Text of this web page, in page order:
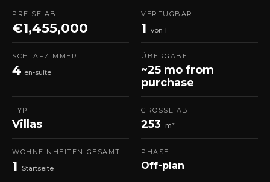
PREISE AB
€1,455,000
VERFÜGBAR
1 von 1
SCHLAFZIMMER
4 en-suite
ÜBERGABE
~25 mo from
purchase
TYP
Villas
GRÖSSE AB
253 m²
WOHNEINHEITEN GESAMT
1 Startseite
PHASE
Off-plan